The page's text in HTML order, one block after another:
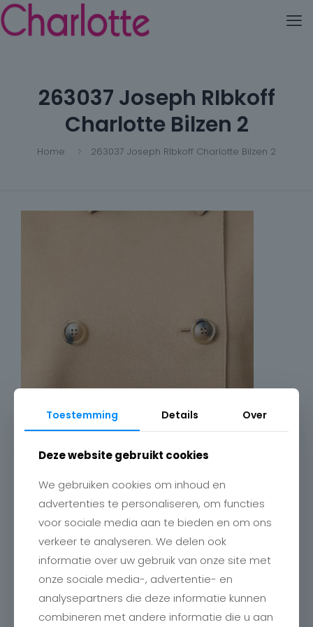
263037 Joseph RIbkoff
Charlotte Bilzen 2
Home 263037 Joseph RIbkoff Charlotte Bilzen 2
Toestemming Details Over
Deze website gebruikt cookies
We gebruiken cookies om inhoud en
advertenties te personaliseren, om functies
voor sociale media aan te bieden en om ons
verkeer te analyseren. We delen ook
informatie over uw gebruik van onze site met
onze sociale media-, advertentie- en
analysepartners die deze informatie kunnen
combineren met andere informatie die u aan